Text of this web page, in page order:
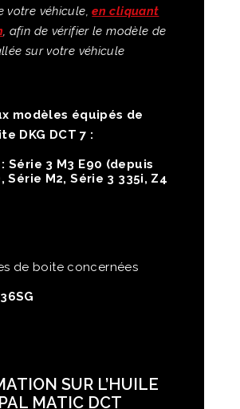
votre véhicule,en cliquant
, afin de vérifier le modèle de
sur votre véhicule
modèles équipés de
DKG DCT 7 :
Série 3 M3 E90 (depuis
Série M2, Série 3 335i, Z4
de boite concernées
SUR L’HUILE
MATIC DCT